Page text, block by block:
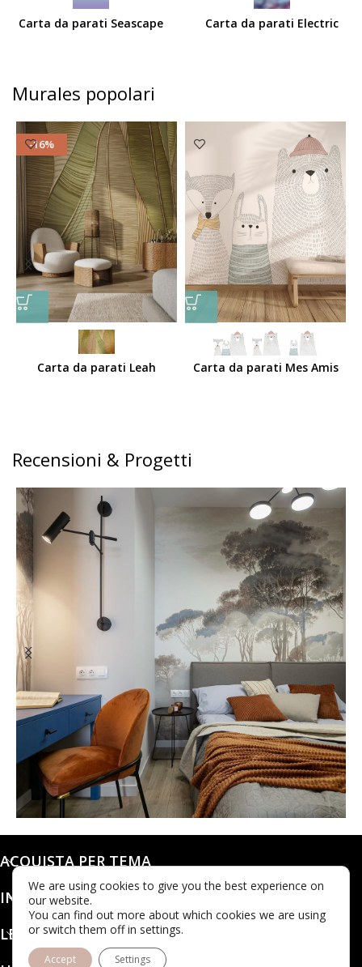
Carta da parati Seascape Carta da parati Electric
Murales popolari
-16%
Carta da parati Leah Carta da parati Mes Amis
Recensioni & Progetti
@dashaleo_
ACQUISTA PER TEMA
INFO
LEGALE
We are using cookies to give you the best experience on
our website.
You can find out more about which cookies we are using
or switch them off in settings.
Accept Settings